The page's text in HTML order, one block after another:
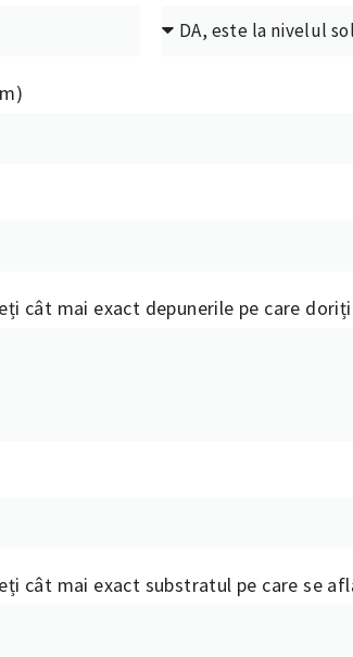
cât mai exact depunerile pe care
cât mai exact substratul pe care se